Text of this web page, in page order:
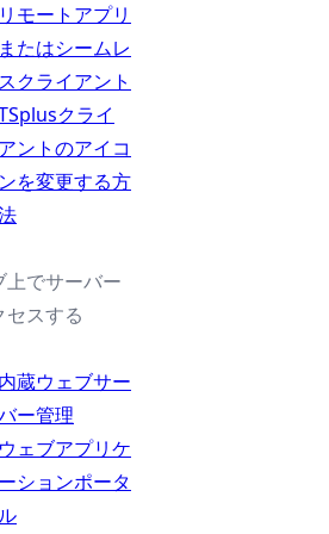
モートアプリ
たはシームレ
クライアント
クライ
ントのアイコ
を変更する方
上でサーバー
セスする
蔵ウェブサー
ー管理
ェブアプリケ
ションポータ